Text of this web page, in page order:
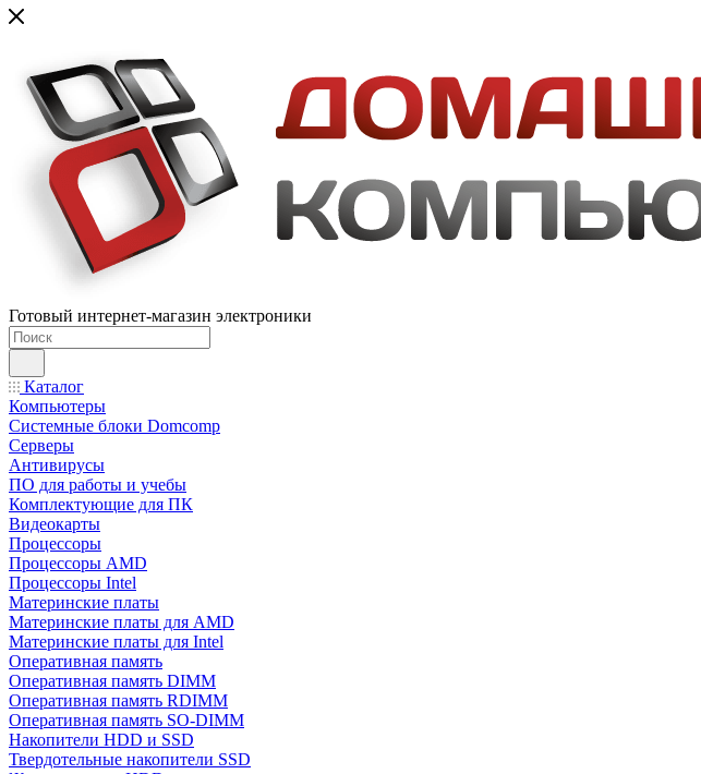
Готовый интернет-магазин электроники
Каталог
Компьютеры
Системные блоки Domcomp
Серверы
Антивирусы
ПО для работы и учебы
Комплектующие для ПК
Видеокарты
Процессоры
Процессоры AMD
Процессоры Intel
Материнские платы
Материнские платы для AMD
Материнские платы для Intel
Оперативная память
Оперативная память DIMM
Оперативная память RDIMM
Оперативная память SO-DIMM
Накопители HDD и SSD
Твердотельные накопители SSD